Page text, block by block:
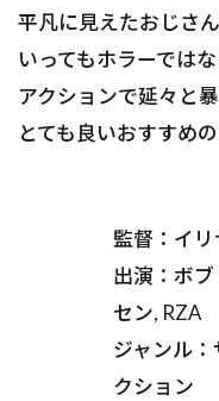
平凡に見えたおじさ
いってもホラーでは
アクションで延々と
とても良いおすすめの
監督：イ
出演：ボ
セン, RZA
ジャンル：
クション